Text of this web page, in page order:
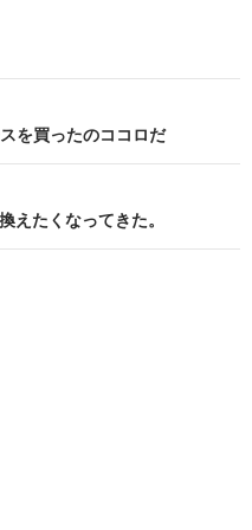
を買ったのココロだ
えたくなってきた。